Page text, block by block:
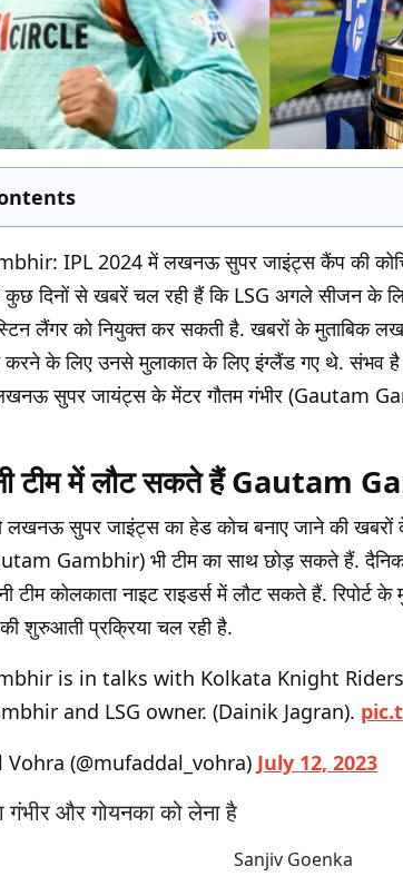
IPL 2024 में लखनऊ सुपर जाइंट्स कैंप की
दिनों से खबरें चल रही हैं कि LSG अगले सीजन के
लैंगर को नियुक्त कर सकती है. खबरों के मुताबिक
के लिए उनसे मुलाकात के लिए इंग्लैंड गए थे. संभव है
सुपर जायंट्स के मेंटर गौतम गंभीर (Gautam
टीम में लौट सकते हैं Gautam
लखनऊ सुपर जाइंट्स का हेड कोच बनाए जाने की खबरों
Gambhir) भी टीम का साथ छोड़ सकते हैं. दैनिक
टीम कोलकाता नाइट राइडर्स में लौट सकते हैं.
शुरुआती प्रक्रिया चल रही है.
is in talks with Kolkata Knight
and LSG owner. (Dainik Jagran).
(@mufaddal_vohra) July 12, 2023
और गोयनका को लेना है